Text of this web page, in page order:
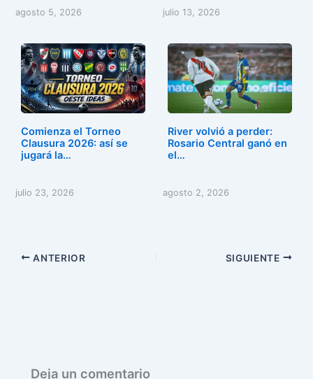
agosto 5, 2026 julio 13, 2026
Comienza el Torneo
Clausura 2026: así se
jugará la…
julio 23, 2026
River volvió a perder:
Rosario Central ganó en
el…
agosto 2, 2026
ANTERIOR SIGUIENTE
Deja un comentario